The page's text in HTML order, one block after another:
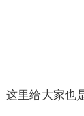
里给大家也